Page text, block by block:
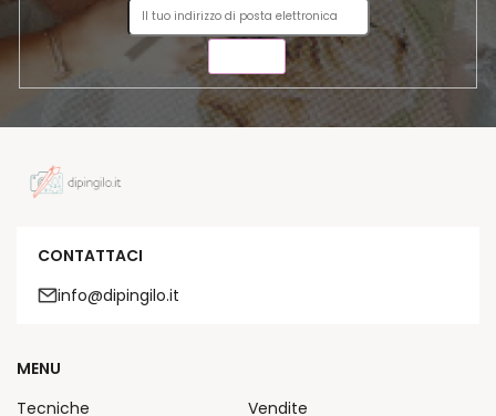
CONTATTACI
info@dipingilo.it
MENU
Tecniche
Vendite